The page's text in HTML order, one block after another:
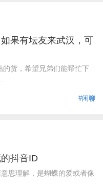
果有坛友来武汉，可
货，希望兄弟们能帮忙下
#闲聊
抖音ID
思理解，是蝴蝶的爱或者像